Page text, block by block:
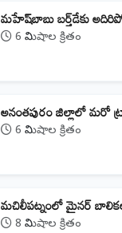
మహేష్‌బాబు బర్త్‌డేకు
6 నిమిషాల క్రితం
అనంతపురం జిల్లాలో మరో
6 నిమిషాల క్రితం
మచిలీపట్నంలో మైనర్
8 నిమిషాల క్రితం